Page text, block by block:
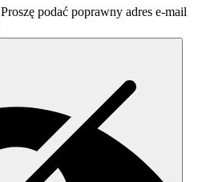
Proszę podać poprawny adres e-mail